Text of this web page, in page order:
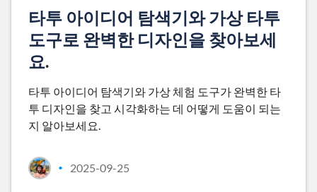
타투 아이디어 탐색기와 가상 타투
도구로 완벽한 디자인을 찾아보세
요.
타투 아이디어 탐색기와 가상 체험 도구가 완벽한 타
투 디자인을 찾고 시각화하는 데 어떻게 도움이 되는
지 알아보세요.
• 2025-09-25